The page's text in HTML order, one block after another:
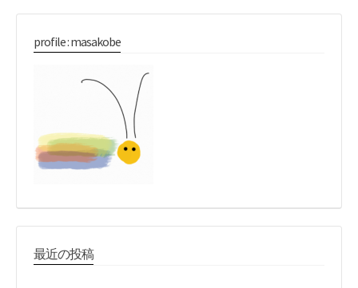
profile : masakobe
最近の投稿